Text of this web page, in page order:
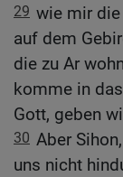
29 wie mir die
auf dem
die zu Ar
komme in
Gott, geben
30 Aber
uns nicht